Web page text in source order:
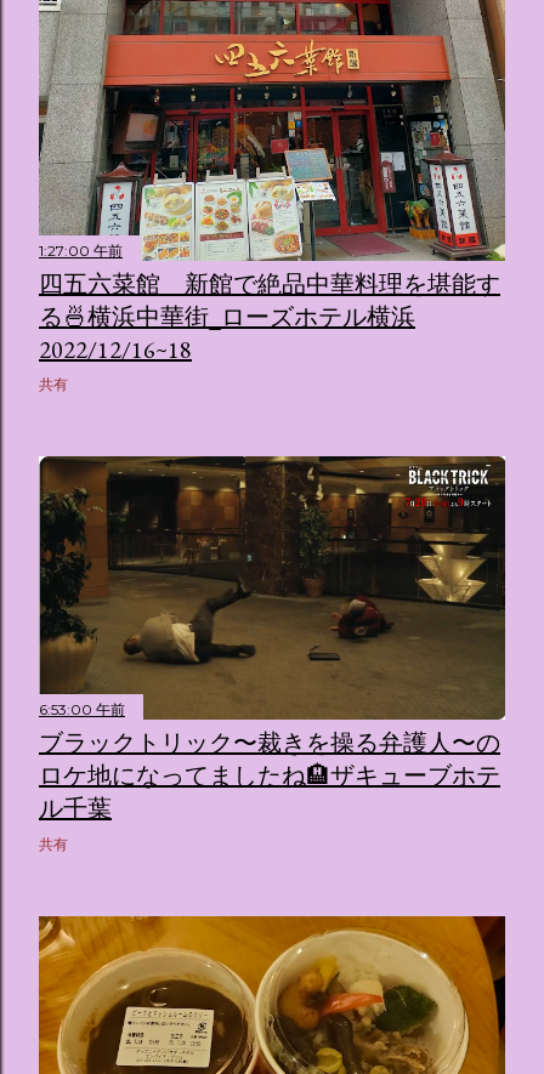
1:27:00 午前
四五六菜館 新館で絶品中華料理を堪能す
る🍜横浜中華街_ローズホテル横浜
2022/12/16~18
共有
6:53:00 午前
ブラックトリック〜裁きを操る弁護人〜の
ロケ地になってましたね🏨ザキューブホテ
ル千葉
共有